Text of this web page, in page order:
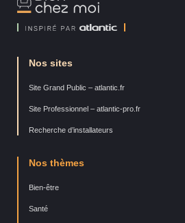
Chez
Nos sites
Site Grand Public – atlantic.fr
Site Professionnel – atlantic-pro.fr
Recherche d’installateurs
Nos thèmes
Bien-être
Santé